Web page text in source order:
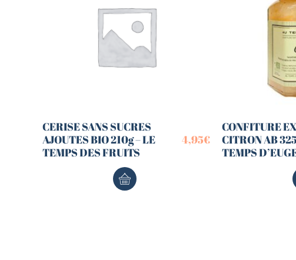
CERISE SANS SUCRES
AJOUTES BIO 210g – LE
TEMPS DES FRUITS
4,95€
CONFITURE
CITRON AB
TEMPS